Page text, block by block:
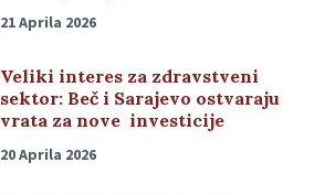
21 Aprila 2026
Veliki interes za zdravstveni
sektor: Beč i Sarajevo ostvaraju
vrata za nove investicije
20 Aprila 2026